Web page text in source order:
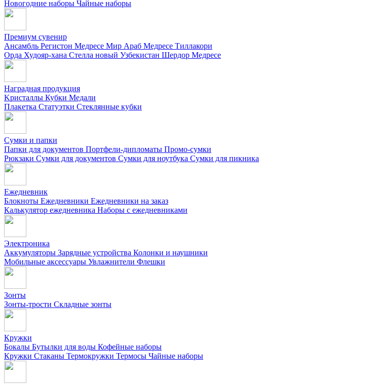
Новогодние наборы Чайные наборы
Премиум сувенир
Ансамбль Регистон Медресе Мир Араб Медресе Тиллакори
Орда Худояр-хана Стелла новый Узбекистан Шердор Медресе
Наградная продукция
Kристаллы Кубки Медали
Плакетка Статуэтки Стеклянные кубки
Сумки и папки
Папки для документов Портфели-дипломаты Промо-сумки
Рюкзаки Сумки для документов Сумки для ноутбука Сумки для пикника
Ежедневник
Блокноты Ежедневники Ежедневники на заказ
Калькулятор ежедневника Наборы с ежедневниками
Электроника
Аккумуляторы Зарядные устройства Колонки и наушники
Мобильные аксессуары Увлажнители Флешки
Зонты
Зонты-трости Складные зонты
Кружки
Бокалы Бутылки для воды Кофейные наборы
Кружки Стаканы Термокружки Термосы Чайные наборы